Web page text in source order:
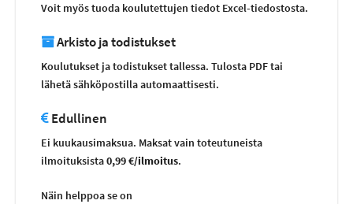
Voit myös tuoda koulutettujen tiedot Excel-tiedostosta.
Arkisto ja todistukset
Koulutukset ja todistukset tallessa. Tulosta PDF tai
lähetä sähköpostilla automaattisesti.
Edullinen
Ei kuukausimaksua. Maksat vain toteutuneista
ilmoituksista0,99 €/ilmoitus.
Näin helppoa se on